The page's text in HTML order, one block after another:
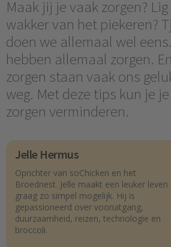
Maak jij je vaak zorgen?
wakker van het piekeren?
doen we allemaal wel
hebben allemaal zorgen.
zorgen staan vaak ons
weg. Met deze tips kun je je
zorgen verminderen.
Jelle Hermus
Oprichter van soChicken en het
Broednest. Jelle maakt een leuker leven
graag zo simpel mogelijk. Hij is
gepassioneerd over vooruitgang,
duurzaamheid, reizen, technologie en
broccoli.